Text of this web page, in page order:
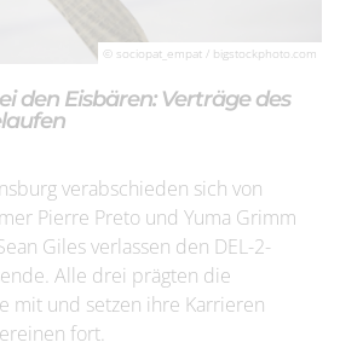
© sociopat_empat / bigstockphoto.com
den Eisbären: Verträge des
verabschieden sich von
Pierre Preto und Yuma Grimm
Giles verlassen den DEL-2-
Alle drei prägten die
mit und setzen ihre Karrieren
fort.